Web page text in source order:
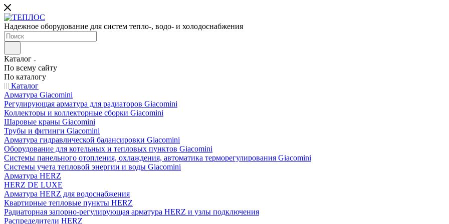
Надежное оборудование для систем тепло-, водо- и холодоснабжения
Каталог
По всему сайту
По каталогу
Каталог
Арматура Giacomini
Регулирующая арматура для радиаторов Giacomini
Коллекторы и коллекторные сборки Giacomini
Шаровые краны Giacomini
Трубы и фитинги Giacomini
Арматура гидравлической балансировки Giacomini
Оборудование для котельных и тепловых пунктов Giacomini
Системы панельного отопления, охлаждения, автоматика терморегулирования Giacomini
Системы учета тепловой энергии и воды Giacomini
Арматура HERZ
HERZ DE LUXE
Арматура HERZ для водоснабжения
Квартирные тепловые пункты HERZ
Радиаторная запорно-регулирующая арматура HERZ и узлы подключения
Распределители HERZ